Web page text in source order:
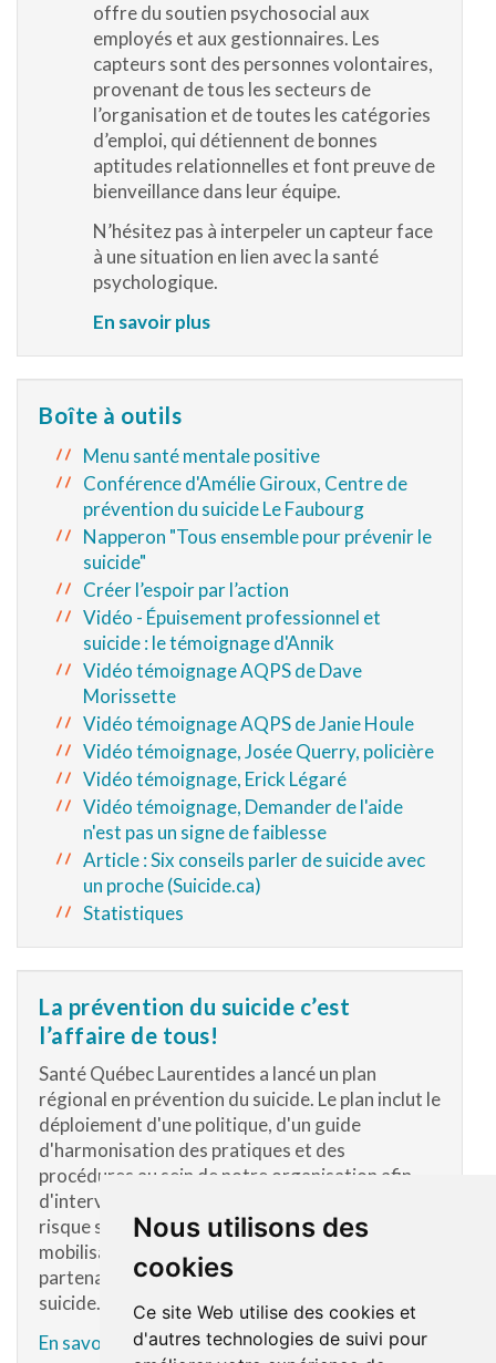
Nous utilisons des
cookies
Ce site Web utilise des cookies et
d'autres technologies de suivi pour
offre du soutien psychosocial aux
employés et aux gestionnaires. Les
capteurs sont des personnes volontaires,
provenant de tous les secteurs de
l’organisation et de toutes les catégories
d’emploi, qui détiennent de bonnes
aptitudes relationnelles et font preuve de
bienveillance dans leur équipe.
N’hésitez pas à interpeler un capteur face
à une situation en lien avec la santé
psychologique.
En savoir plus
Boîte à outils
Menu santé mentale positive
Conférence d'Amélie Giroux, Centre de
prévention du suicide Le Faubourg
Napperon "Tous ensemble pour prévenir le
suicide"
Créer l’espoir par l’action
Vidéo - Épuisement professionnel et
suicide : le témoignage d'Annik
Vidéo témoignage AQPS de Dave
Morissette
Vidéo témoignage AQPS de Janie Houle
Vidéo témoignage, Josée Querry, policière
Vidéo témoignage, Erick Légaré
Vidéo témoignage, Demander de l'aide
n'est pas un signe de faiblesse
Article : Six conseils parler de suicide avec
un proche (Suicide.ca)
Statistiques
La prévention du suicide c’est
l’affaire de tous!
Santé Québec Laurentides a lancé un plan
régional en prévention du suicide. Le plan inclut le
déploiement d'une politique, d'un guide
d'harmonisation des pratiques et des
procédures au sein de notre organisation afin
d'intervenir auprès de la personne présentant un
risque suicidaire. Il prévoit également la
mobilisation et la concertation des différents
partenaires impliqués dans la prévention du
suicide.
En savoir plus